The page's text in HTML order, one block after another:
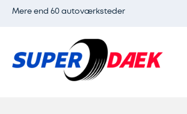
Mere end 60 autoværksteder